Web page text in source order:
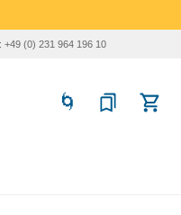
+49 (0) 231 964 196 10